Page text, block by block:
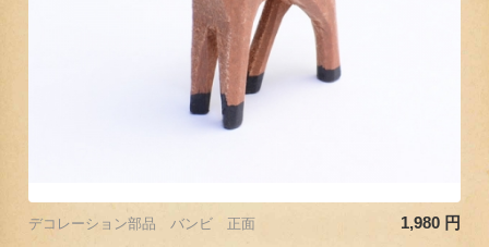
デコレーション部品 バンビ 正面 1,980 円